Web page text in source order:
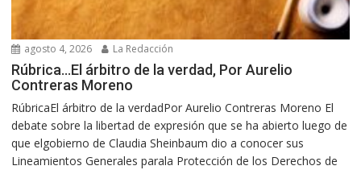
agosto 4, 2026 La Redacción
Rúbrica…El árbitro de la verdad, Por Aurelio
Contreras Moreno
RúbricaEl árbitro de la verdadPor Aurelio Contreras Moreno El
debate sobre la libertad de expresión que se ha abierto luego de
que elgobierno de Claudia Sheinbaum dio a conocer sus
Lineamientos Generales parala Protección de los Derechos de